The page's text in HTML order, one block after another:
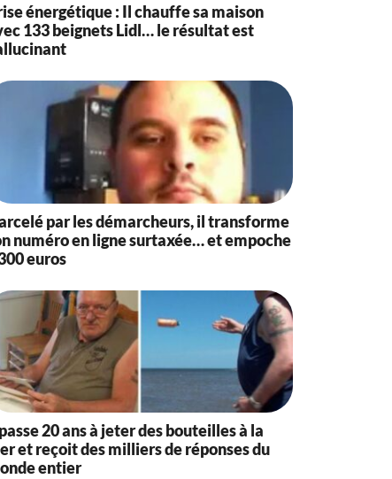
énergétique : Il chauffe sa maison
133 beignets Lidl… le résultat est
par les démarcheurs, il transforme
numéro en ligne surtaxée… et empoche
euros
20 ans à jeter des bouteilles à la
et reçoit des milliers de réponses du
entier